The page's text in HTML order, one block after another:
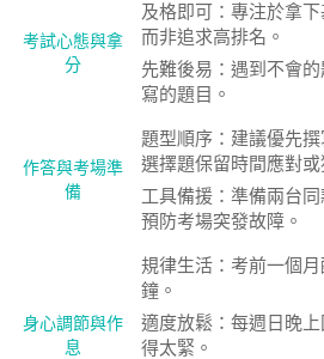
考試心態與拿
分
及格即可：專注於拿
而非追求高排名。
先難後易：遇到不會
寫的題目。
作答與考場準
備
題型順序：建議優先
選擇題保留時間應對或
工具備援：準備兩台
預防考場突發故障。
身心調節與作
息
規律生活：考前一個
鐘。
適度放鬆：每週日晚
得太緊。